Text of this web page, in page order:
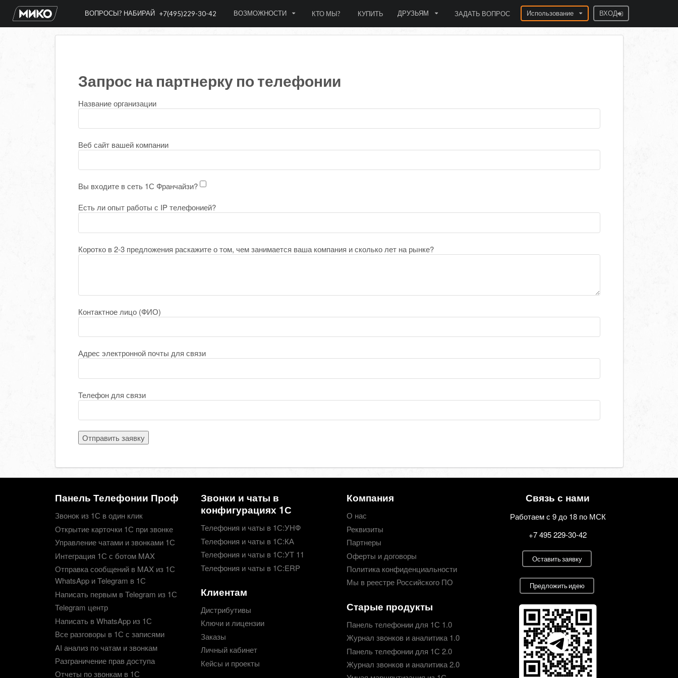
ВОПРОСЫ? НАБИРАЙ+7(495)229-30-42 ВОЗМОЖНОСТИ КТО МЫ? КУПИТЬ ДРУЗЬЯМ ЗАДАТЬ ВОПРОС Использование ВХОД
Запрос на партнерку по телефонии
Название организации
Веб сайт вашей компании
Вы входите в сеть 1С Франчайзи?
Есть ли опыт работы с IP телефонией?
Коротко в 2-3 предложения раскажите о том, чем занимается ваша компания и сколько лет на рынке?
Контактное лицо (ФИО)
Адрес электронной почты для связи
Телефон для связи
Панель Телефонии Проф
Звонок из 1С в один клик
Открытие карточки 1С при звонке
Управление чатами и звонками 1С
Интеграция 1С с ботом MAX
Отправка сообщений в MAX из 1С
WhatsApp и Telegram в 1С
Написать первым в Telegram из 1С
Telegram центр
Написать в WhatsApp из 1С
Все разговоры в 1С с записями
AI анализ по чатам и звонкам
Разграничение прав доступа
Отчеты по звонкам в 1С
Звонки и чаты в
конфигурациях 1С
Телефония и чаты в 1С:УНФ
Телефония и чаты в 1С:КА
Телефония и чаты в 1С:УТ 11
Телефония и чаты в 1С:ERP
Клиентам
Дистрибутивы
Ключи и лицензии
Заказы
Личный кабинет
Кейсы и проекты
Компания
О нас
Реквизиты
Партнеры
Оферты и договоры
Политика конфиденциальности
Мы в реестре Российского ПО
Старые продукты
Панель телефонии для 1С 1.0
Журнал звонков и аналитика 1.0
Панель телефонии для 1С 2.0
Журнал звонков и аналитика 2.0
Связь с нами
Работаем с 9 до 18 по МСК
+7 495 229-30-42
Оставить заявку
Предложить идею